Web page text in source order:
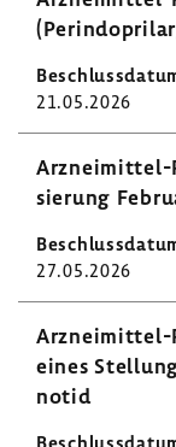
21.05.2026
sie­rung
27.05.2026
eines
notid